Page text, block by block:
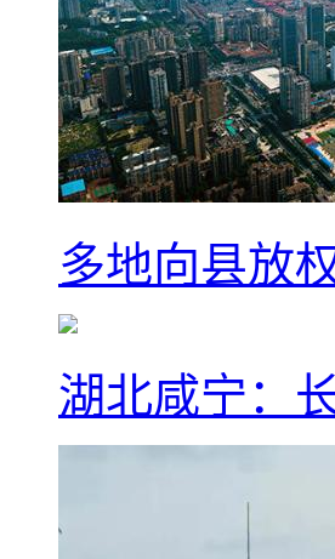
多地向县放
湖北咸宁：